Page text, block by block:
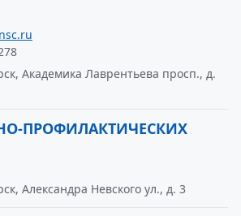
Академика Лаврентьева просп., д.
ПРОФИЛАКТИЧЕСКИХ
Александра Невского ул., д. 3